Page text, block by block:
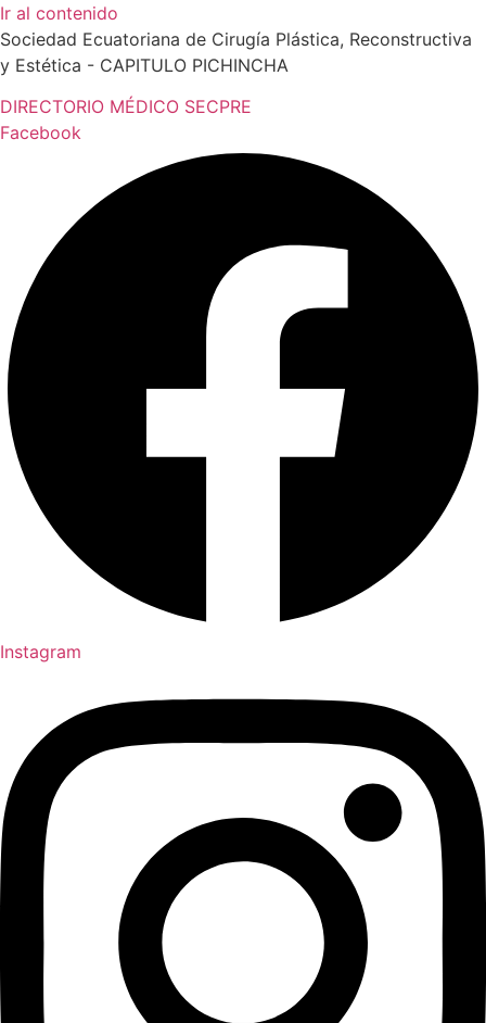
Ir al contenido
Sociedad Ecuatoriana de Cirugía Plástica, Reconstructiva
y Estética - CAPITULO PICHINCHA
DIRECTORIO MÉDICO SECPRE
Facebook
Instagram